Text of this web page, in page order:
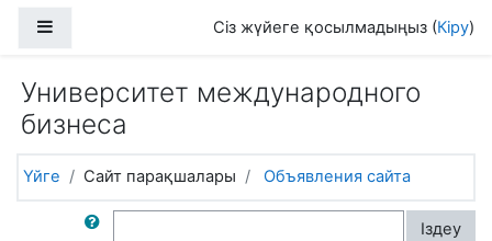
Сіз жүйеге қосылмадыңыз (Кіру)
Университет международного
бизнеса
Үйге Сайт парақшалары Объявления сайта
Форумдардан іздеу Іздеу